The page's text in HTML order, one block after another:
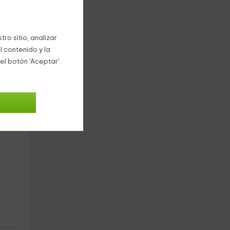
sitio, analizar
contenido y la
botón 'Aceptar'.